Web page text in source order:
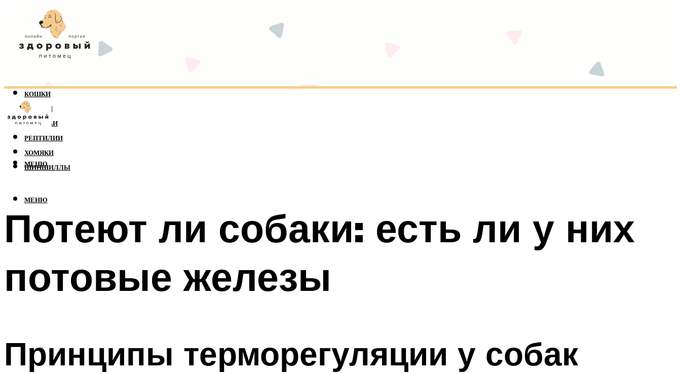
КОШКИ
СОБАКИ
ПОПУГАИ
РЕПТИЛИИ
ХОМЯКИ
ШИНШИЛЛЫ
МЕНЮ
МЕНЮ
Потеют ли собаки: есть ли у них
потовые железы
Принципы терморегуляции у собак